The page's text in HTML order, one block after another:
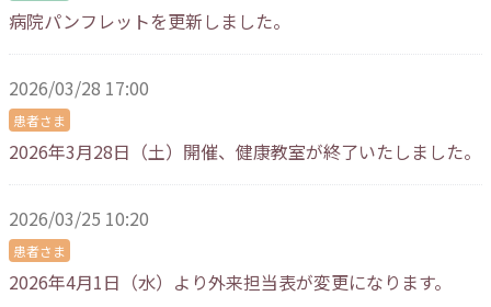
病院パンフレットを更新しました。
2026/03/28 17:00
患者さま
2026年3月28日（土）開催、健康教室が終了いたしました。
2026/03/25 10:20
患者さま
2026年4月1日（水）より外来担当表が変更になります。